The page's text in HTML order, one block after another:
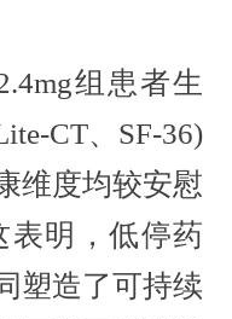
组患者生
CT、SF-36)
维度均较安慰
表明，低停药
塑造了可持续